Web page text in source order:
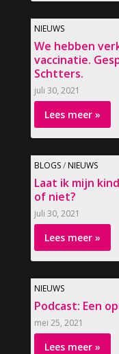
NIEUWS
We hebben
vaccinatie.
Schtters.
juli 30, 2021
Lees meer »
BLOGS/ NIEUWS
Laat ik mijn
of niet?
juli 30, 2021
Lees meer »
NIEUWS
Podcast: Een
mei 25, 2021
Lees meer »